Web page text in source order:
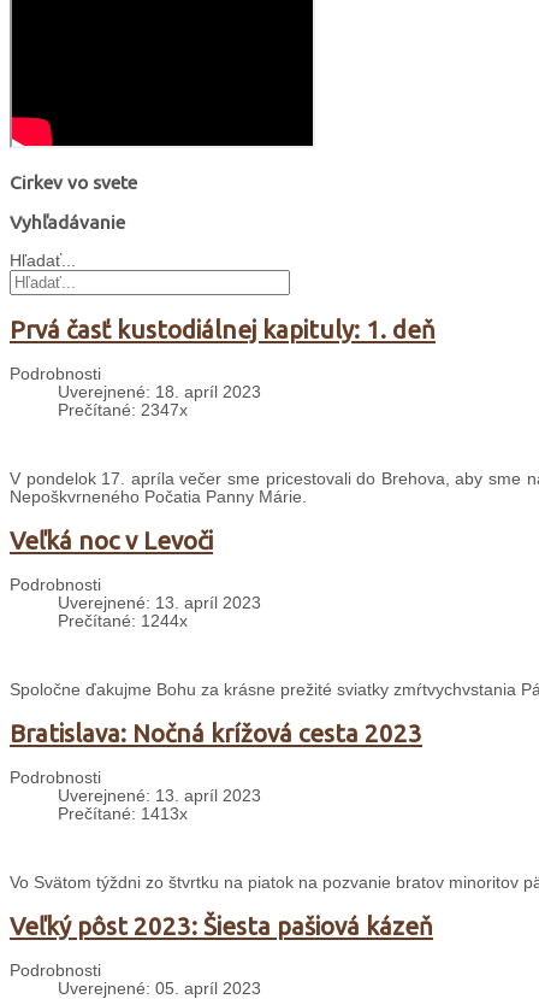
Cirkev vo svete
Vyhľadávanie
Hľadať...
Prvá časť kustodiálnej kapituly: 1. deň
Podrobnosti
Uverejnené: 18. apríl 2023
Prečítané: 2347x
V pondelok 17. apríla večer sme pricestovali do Brehova, aby sme
Nepoškvrneného Počatia Panny Márie.
Veľká noc v Levoči
Podrobnosti
Uverejnené: 13. apríl 2023
Prečítané: 1244x
Spoločne ďakujme Bohu za krásne prežité sviatky zmŕtvychvstania
Bratislava: Nočná krížová cesta 2023
Podrobnosti
Uverejnené: 13. apríl 2023
Prečítané: 1413x
Vo Svätom týždni zo štvrtku na piatok na pozvanie bratov minoritov
Veľký pôst 2023: Šiesta pašiová kázeň
Podrobnosti
Uverejnené: 05. apríl 2023